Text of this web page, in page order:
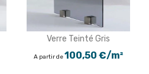
Verre Teinté Gris
A partir de100,50 €/m²